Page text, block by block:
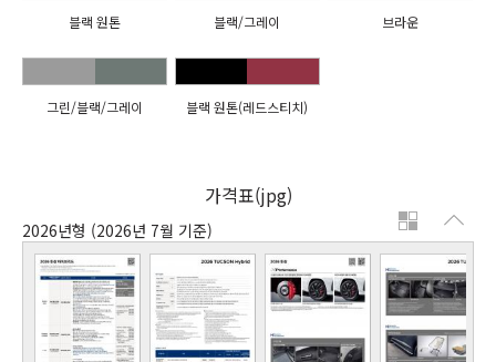
블랙 원톤 블랙/그레이 브라운
그린/블랙/그레이 블랙 원톤(레드스티치)
가격표(jpg)
2026년형 (2026년 7월 기준)